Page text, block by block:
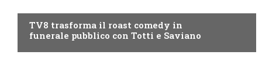
TV8 trasforma il roast comedy in
funerale pubblico con Totti e Saviano